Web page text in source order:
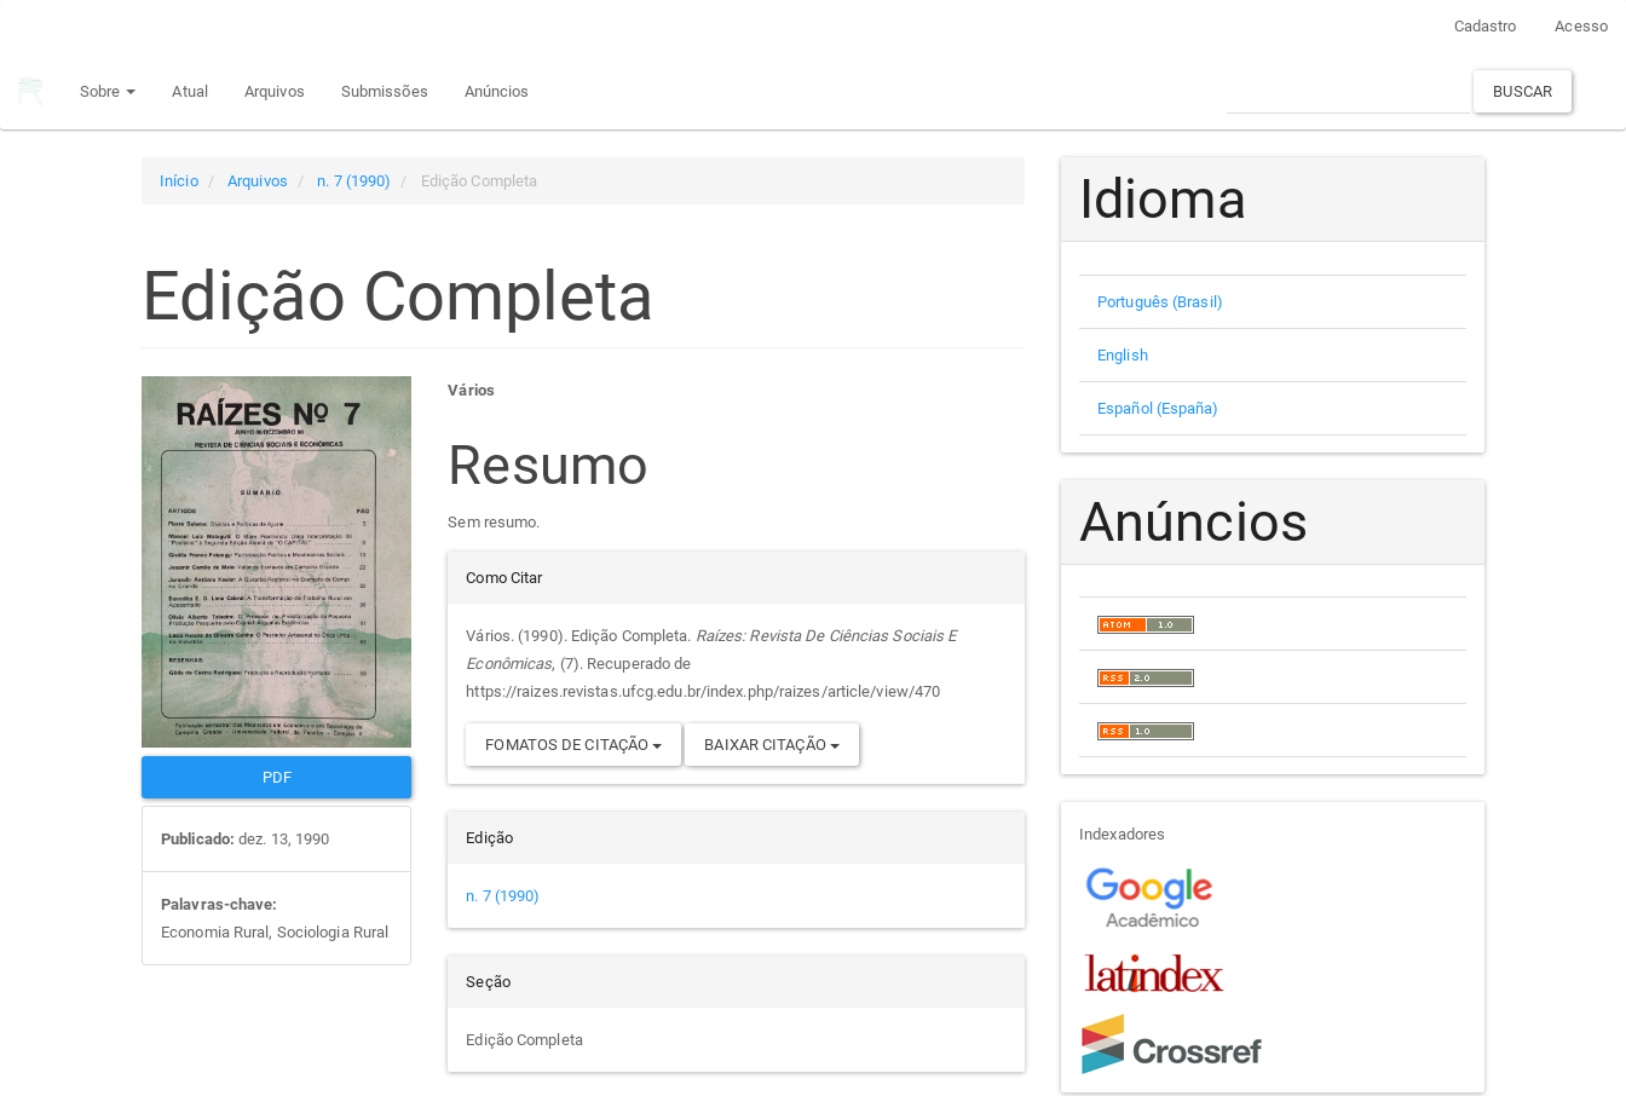
principal
Cadastro Acesso
Sobre Atual Arquivos Submissões Anúncios BUSCAR
Início Arquivos n. 7 (1990) Edição Completa
Edição Completa
Barra
lateral
de
artigos
PDF
Publicado: dez. 13, 1990
Palavras-chave:
Economia Rural, Sociologia Rural
Conteúdo
do
artigo
principal
Vários
Resumo
Sem resumo.
Detalhes
do
artigo
Como Citar
Vários. (1990). Edição Completa. Raízes: Revista De Ciências Sociais E
Econômicas, (7). Recuperado de
https://raizes.revistas.ufcg.edu.br/index.php/raizes/article/view/470
FOMATOS DE CITAÇÃO BAIXAR CITAÇÃO
Edição
n. 7 (1990)
Seção
Edição Completa
Idioma
Português (Brasil)
English
Español (España)
Anúncios
indexadores
Indexadores